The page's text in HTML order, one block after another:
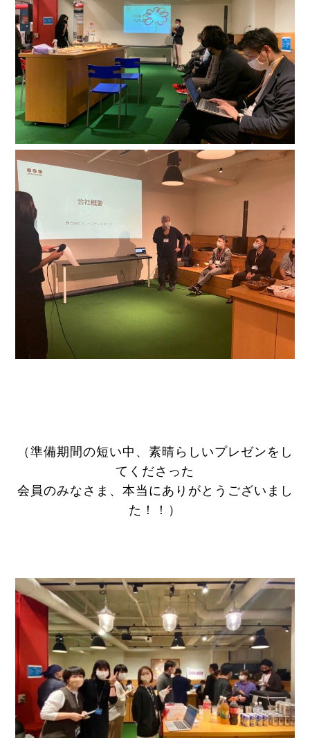
（準備期間の短い中、素晴らしいプレゼンをし
てくださった
会員のみなさま、本当にありがとうございまし
た！！）